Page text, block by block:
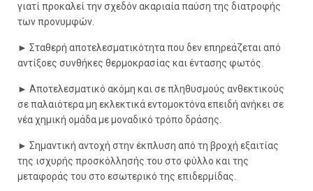
γιατί προκαλεί την σχεδόν ακαριαία παύση της διατροφής
των προνυμφών.
► Σταθερή αποτελεσματικότητα που δεν επηρεάζεται από
αντίξοες συνθήκες θερμοκρασίας και έντασης φωτός.
► Αποτελεσματικό ακόμη και σε πληθυσμούς ανθεκτικούς
σε παλαιότερα μη εκλεκτικά εντομοκτόνα επειδή ανήκει σε
νέα χημική ομάδα με μοναδικό τρόπο δράσης.
► Σημαντική αντοχή στην έκπλυση από τη βροχή εξαιτίας
της ισχυρής προσκόλλησής του στο φύλλο και της
μεταφοράς του στο εσωτερικό της επιδερμίδας.